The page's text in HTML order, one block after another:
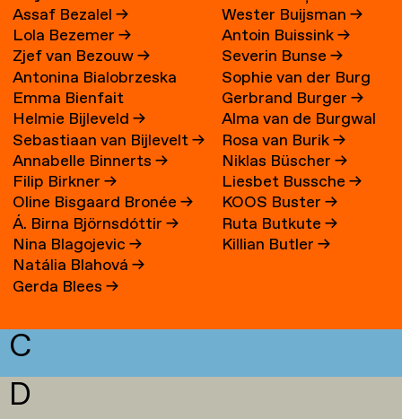
Assaf Bezalel→
Lola Bezemer→
Zjef van Bezouw→
Antonina Bialobrzeska
Emma Bienfait
Helmie Bijleveld→
Sebastiaan van Bijlevelt→
Annabelle Binnerts→
Filip Birkner→
Oline Bisgaard Bronée→
Á. Birna Björnsdóttir→
Nina Blagojevic→
Natália Blahová→
Gerda Blees→
Wester Buijsman→
Antoin Buissink→
Severin Bunse→
Sophie van der Burg
Gerbrand Burger→
Alma van de Burgwal
Rosa van Burik→
Niklas Büscher→
Liesbet Bussche→
KOOS Buster→
Ruta Butkute→
Killian Butler→
C
D